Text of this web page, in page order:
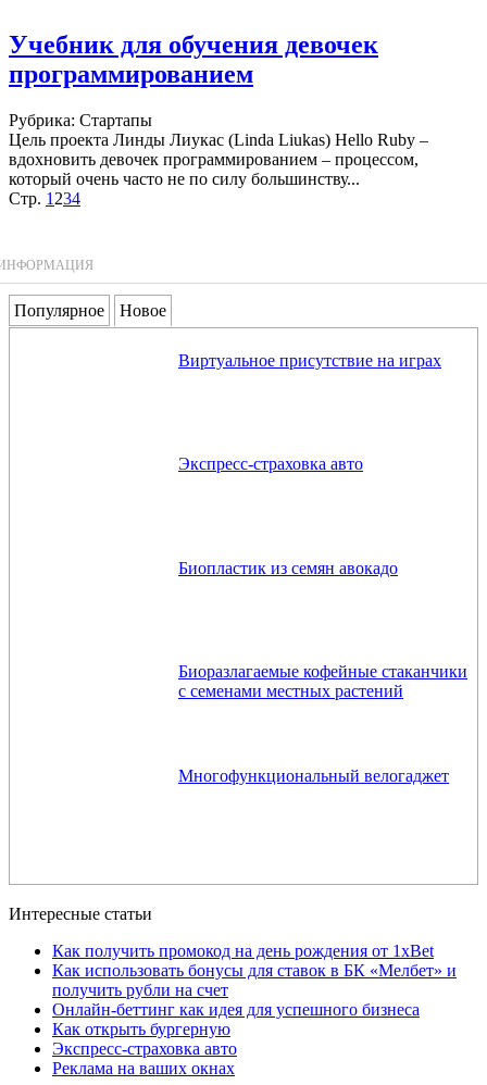
Учебник для обучения девочек
программированием
Рубрика: Стартапы
Цель проекта Линды Лиукас (Linda Liukas) Hello Ruby –
вдохновить девочек программированием – процессом,
который очень часто не по силу большинству...
Стр. 1 234
Популярное Новое
Виртуальное присутствие на играх
Экспресс-страховка авто
Биопластик из семян авокадо
Биоразлагаемые кофейные стаканчики
с семенами местных растений
Многофункциональный велогаджет
Интересные статьи
Как получить промокод на день рождения от 1xBet
Как использовать бонусы для ставок в БК «Мелбет» и
получить рубли на счет
Онлайн-беттинг как идея для успешного бизнеса
Как открыть бургерную
Экспресс-страховка авто
Реклама на ваших окнах